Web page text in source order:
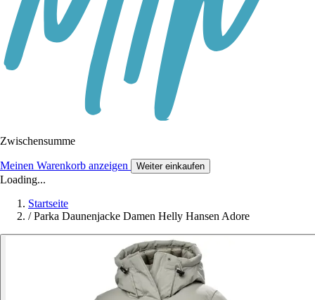
Zwischensumme
Meinen Warenkorb anzeigen Weiter einkaufen
Loading...
Startseite
/ Parka Daunenjacke Damen Helly Hansen Adore